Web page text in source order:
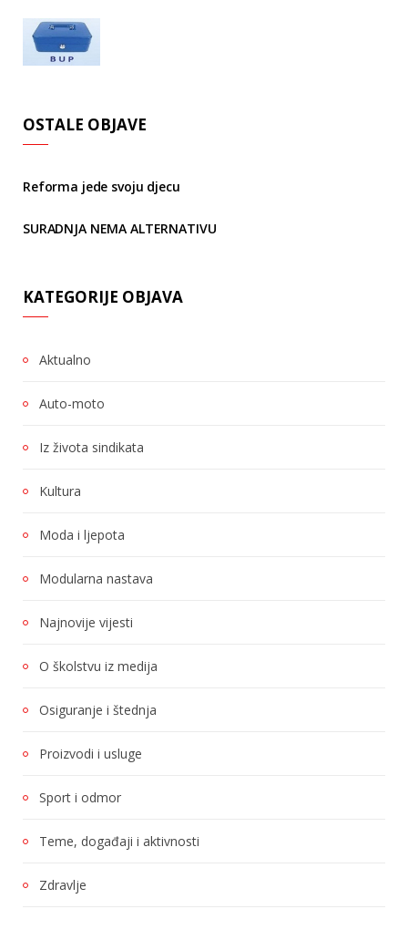
OSTALE OBJAVE
Reforma jede svoju djecu
SURADNJA NEMA ALTERNATIVU
KATEGORIJE OBJAVA
Aktualno
Auto-moto
Iz života sindikata
Kultura
Moda i ljepota
Modularna nastava
Najnovije vijesti
O školstvu iz medija
Osiguranje i štednja
Proizvodi i usluge
Sport i odmor
Teme, događaji i aktivnosti
Zdravlje